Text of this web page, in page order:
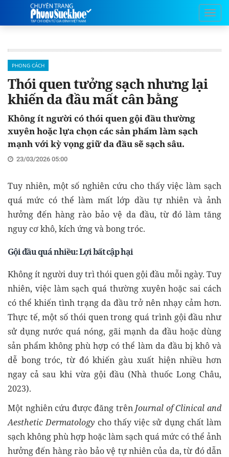
PHONG CÁCH
Thói quen tưởng sạch nhưng lại
khiến da đầu mất cân bằng
Không ít người có thói quen gội đầu thường
xuyên hoặc lựa chọn các sản phẩm làm sạch
mạnh với kỳ vọng giữ da đầu sẽ sạch sâu.
23/03/2026 05:00
Tuy nhiên, một số nghiên cứu cho thấy việc làm sạch
quá mức có thể làm mất lớp dầu tự nhiên và ảnh
hưởng đến hàng rào bảo vệ da đầu, từ đó làm tăng
nguy cơ khô, kích ứng và bong tróc.
Gội đầu quá nhiều: Lợi bất cập hại
Không ít người duy trì thói quen gội đầu mỗi ngày. Tuy
nhiên, việc làm sạch quá thường xuyên hoặc sai cách
có thể khiến tình trạng da đầu trở nên nhạy cảm hơn.
Thực tế, một số thói quen trong quá trình gội đầu như
sử dụng nước quá nóng, gãi mạnh da đầu hoặc dùng
sản phẩm không phù hợp có thể làm da đầu bị khô và
dễ bong tróc, từ đó khiến gàu xuất hiện nhiều hơn
ngay cả sau khi vừa gội đầu (Nhà thuốc Long Châu,
2023).
Một nghiên cứu được đăng trên Journal of Clinical and
Aesthetic Dermatology cho thấy việc sử dụng chất làm
sạch không phù hợp hoặc làm sạch quá mức có thể ảnh
hưởng đến hàng rào bảo vệ tự nhiên của da, từ đó dẫn